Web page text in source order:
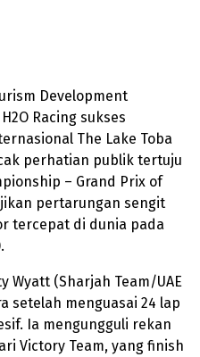
Development
Racing sukses
The Lake Toba
perhatian publik tertuju
– Grand Prix of
pertarungan sengit
tercepat di dunia pada
Wyatt (Sharjah Team/UAE
setelah menguasai 24 lap
Ia mengungguli rekan
Victory Team, yang finish